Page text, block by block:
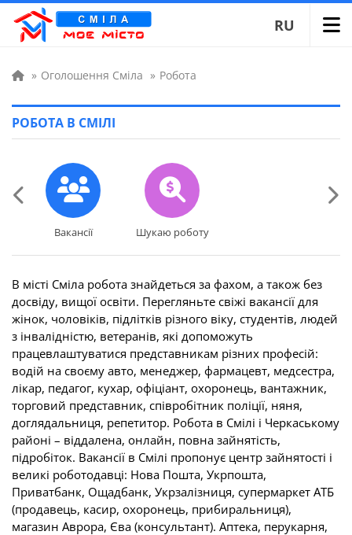
RU
» Оголошення Сміла » Робота
РОБОТА В СМІЛІ
Вакансії
Вакансії Шукаю роботу
Шукаю роботу
В місті Сміла робота знайдеться за фахом, а також без
досвіду, вищої освіти. Перегляньте свіжі вакансії для
жінок, чоловіків, підлітків різного віку, студентів, людей
з інвалідністю, ветеранів, які допоможуть
працевлаштуватися представникам різних професій:
водій на своєму авто, менеджер, фармацевт, медсестра,
лікар, педагог, кухар, офіціант, охоронець, вантажник,
торговий представник, співробітник поліції, няня,
доглядальниця, репетитор. Робота в Смілі і Черкаському
районі – віддалена, онлайн, повна зайнятість,
підробіток. Вакансії в Смілі пропонує центр зайнятості і
великі роботодавці: Нова Пошта, Укрпошта,
Приватбанк, Ощадбанк, Укрзалізниця, супермаркет АТБ
(продавець, касир, охоронець, прибиральниця),
магазин Аврора, Єва (консультант). Аптека, перукарня,